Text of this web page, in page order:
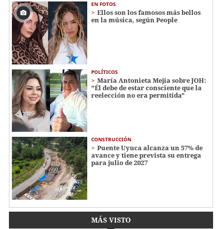
EN FOTOS
Ellos son los famosos más bellos
en la música, según People
POLÍTICOS
María Antonieta Mejía sobre JOH:
"Él debe de estar consciente que la
reelección no era permitida"
CONSTRUCCIÓN
Puente Uyuca alcanza un 57% de
avance y tiene prevista su entrega
para julio de 2027
MÁS VISTO